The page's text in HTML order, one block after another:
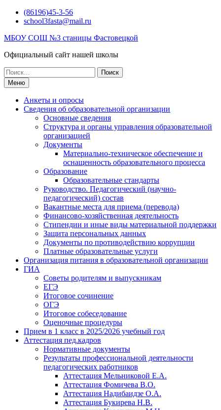
Перейти(86196)45-3-56
school3fasta@mail.ru
МБОУ СОШ №3 станицы Фастовецкой
Официальный сайт нашей школы
Поиск
по:Меню
Анкеты и опросы
Сведения об образовательной организации
Основные сведения
Структура и органы управления образовательной
организацией
Документы
Материально-техническое обеспечение и
оснащенность образовательного процесса
Образование
Образовательные стандарты
Руководство. Педагогический (научно-
педагогический) состав
Вакантные места для приема (перевода)
Финансово-хозяйственная деятельность
Стипендии и иные виды материальной поддержки
Защита персональных данных
Документы по противодействию коррупции
Платные образовательные услуги
Организация питания в образовательной организации
ГИА
Советы родителям и выпускникам
ЕГЭ
Итоговое сочинение
ОГЭ
Итоговое собеседование
Оценочные процедуры
Прием в 1 класс в 2025/2026 учебный год
Аттестация пед.кадров
Нормативные документы
Результаты профессиональной деятельности
педагогических работников
Аттестация Мельниковой Е.А.
Аттестация Фомичева В.О.
Аттестация Надибаидзе О.А.
Аттестация Букирева Н.В.